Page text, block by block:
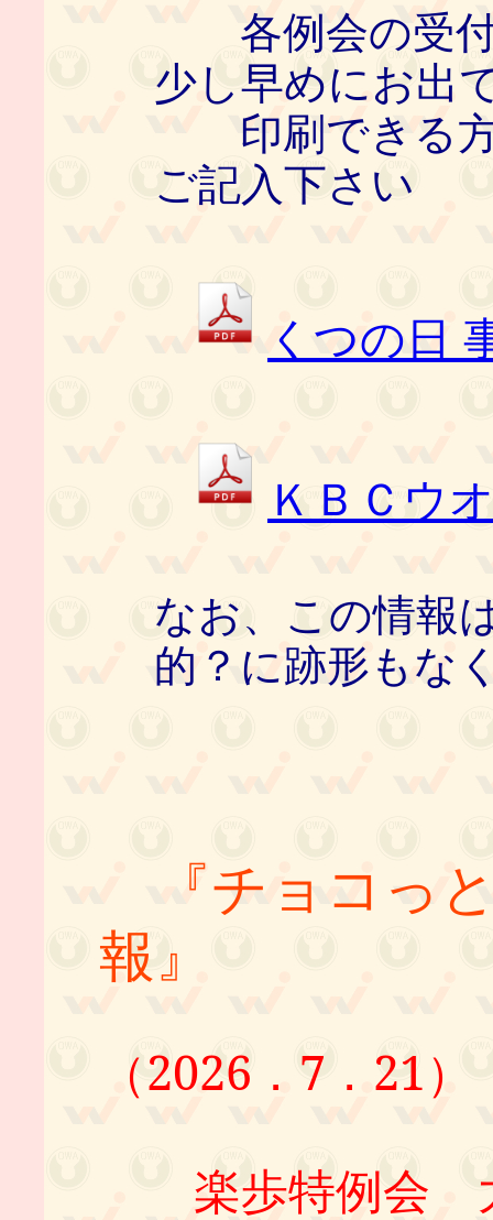
各例会の受付
少し早めにお出
印刷できる方
ご記入下さい
くつの日
ＫＢＣウ
なお、この情報
的？に跡形もな
『チョコっ
報』
（2026．7．21）
楽歩特例会